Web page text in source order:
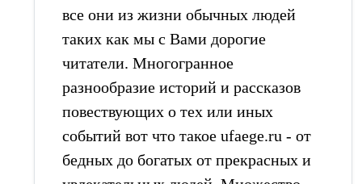
все они из жизни обычных людей
таких как мы с Вами дорогие
читатели. Многогранное
разнообразие историй и рассказов
повествующих о тех или иных
событий вот что такое ufaege.ru - от
бедных до богатых от прекрасных и